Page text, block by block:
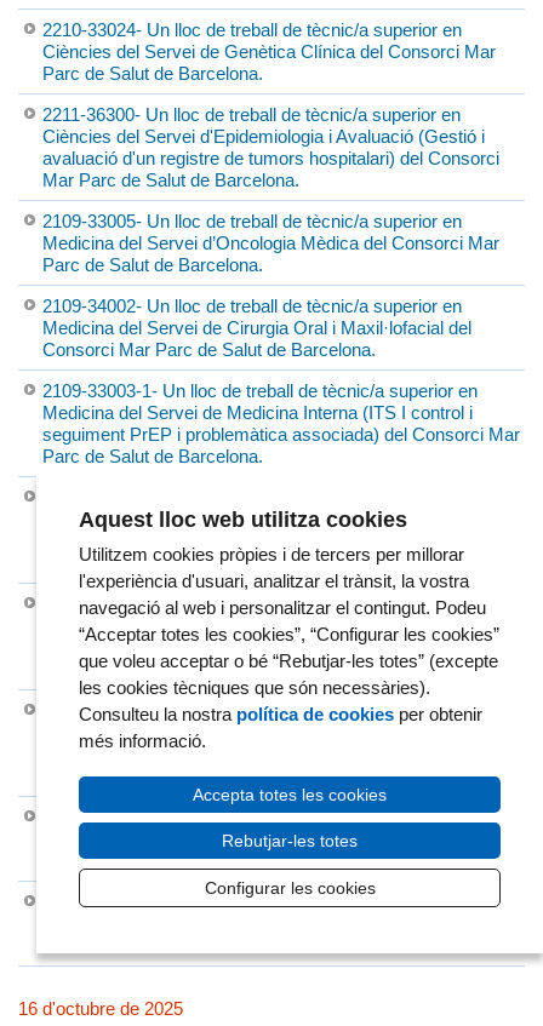
2210-33024- Un lloc de treball de tècnic/a superior en
Ciències del Servei de Genètica Clínica del Consorci Mar
Parc de Salut de Barcelona.
2211-36300- Un lloc de treball de tècnic/a superior en
Ciències del Servei d'Epidemiologia i Avaluació (Gestió i
avaluació d'un registre de tumors hospitalari) del Consorci
Mar Parc de Salut de Barcelona.
2109-33005- Un lloc de treball de tècnic/a superior en
Medicina del Servei d’Oncologia Mèdica del Consorci Mar
Parc de Salut de Barcelona.
2109-34002- Un lloc de treball de tècnic/a superior en
Medicina del Servei de Cirurgia Oral i Maxil·lofacial del
Consorci Mar Parc de Salut de Barcelona.
2109-33003-1- Un lloc de treball de tècnic/a superior en
Medicina del Servei de Medicina Interna (ITS I control i
seguiment PrEP i problemàtica associada) del Consorci Mar
Parc de Salut de Barcelona.
Medicina del Servei de Medicina Interna (ITS I control i
del Consorci Mar Parc de Salut de Barcelona.
2109-33003-3- Un lloc de treball de tècnic/a superior en
Medicina del Servei de Medicina Interna (Oncologia I
problemes derivats de la immunoteràpia) del Consorci Mar
Parc de Salut de Barcelona.
2109-33003-4- Un lloc de treball de tècnic/a superior en
Medicina del Servei de Medicina Interna (Trastorns de la
coagulació, trombosis I malalties minoritàries) del Consorci
Mar Parc de Salut de Barcelona.
2109-36300- Un lloc de treball de tècnic/a superior en
Medicina del Servei d'Epidemiologia i Avaluació (Cribratges
de càncer) del Consorci Mar Parc de Salut de Barcelona.
2109-36117- Un lloc de treball de tècnic/a superior en
16 d'octubre de 2025
Aquest lloc web utilitza cookies
Utilitzem cookies pròpies i de tercers per millorar
l'experiència d'usuari, analitzar el trànsit, la vostra
navegació al web i personalitzar el contingut. Podeu
“Acceptar totes les cookies”, “Configurar les cookies”
que voleu acceptar o bé “Rebutjar-les totes” (excepte
les cookies tècniques que són necessàries).
Consulteu la nostra política de cookies per obtenir
més informació.
Accepta totes les cookies
Rebutjar-les totes
Configurar les cookies